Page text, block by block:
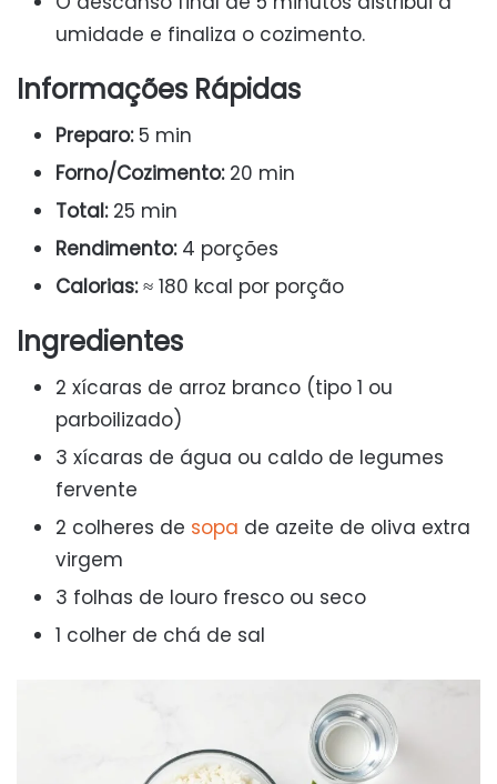
umidade e finaliza o cozimento.
Informações Rápidas
Preparo:5 min
Forno/Cozimento:20 min
Total:25 min
Rendimento:4 porções
Calorias:≈ 180 kcal por porção
Ingredientes
2 xícaras de arroz branco (tipo 1 ou
parboilizado)
3 xícaras de água ou caldo de legumes
fervente
2 colheres de sopa de azeite de oliva extra
virgem
3 folhas de louro fresco ou seco
1 colher de chá de sal